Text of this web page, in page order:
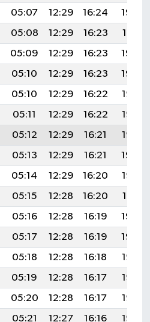
05:07 12:29 16:24
19:42
05:08 12:29 16:23
19:41
05:09 12:29 16:23
19:40
05:10 12:29 16:23
19:39
05:10 12:29 16:22
19:38
05:11 12:29 16:22
19:36
05:12 12:29 16:21
19:35
05:13 12:29 16:21
19:34
05:14 12:29 16:20
19:33
05:15 12:28 16:20
19:31
05:16 12:28 16:19
19:30
05:17 12:28 16:19
19:29
05:18 12:28 16:18
19:28
05:19 12:28 16:17
19:26
05:20 12:28 16:17
19:25
05:21 12:27 16:16
19:23